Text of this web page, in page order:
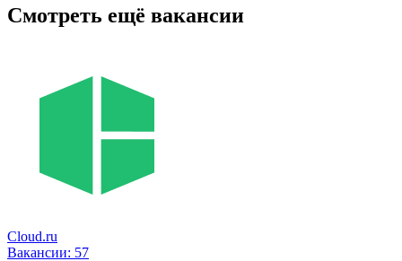
Смотреть ещё вакансии
Cloud.ru
Вакансии: 57